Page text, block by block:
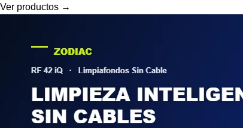
Ver productos →